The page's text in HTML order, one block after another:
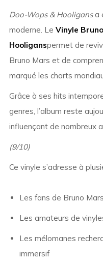
Doo-Wops & Hooligansa
moderne. Le Vinyle
Hooliganspermet de
Bruno Mars et de
marqué les charts
Grâce à ses hits
genres, l’album reste
influençant de nombreux
(9/10)
Ce vinyle s’adresse à
Les fans de Bruno
Les amateurs de
Les mélomanes
immersif